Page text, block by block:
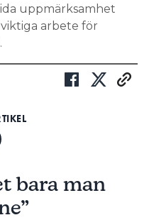
uppmärksamhet
arbete för
bara man